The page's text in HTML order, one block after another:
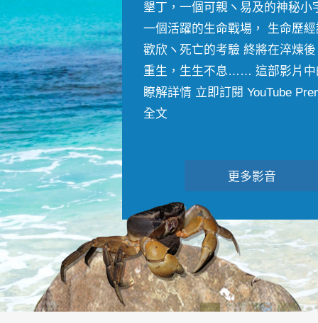
墾丁，一個可親ヽ易及的神秘小
一個活躍的生命戰場， 生命歷
歡欣ヽ死亡的考驗 終將在淬煉
重生，生生不息…… 這部影片中
瞭解詳情 立即訂閱 YouTube
全文
更多影音